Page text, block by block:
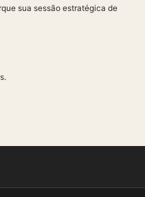
sua sessão estratégica de